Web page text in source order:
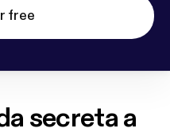
free
secreta a